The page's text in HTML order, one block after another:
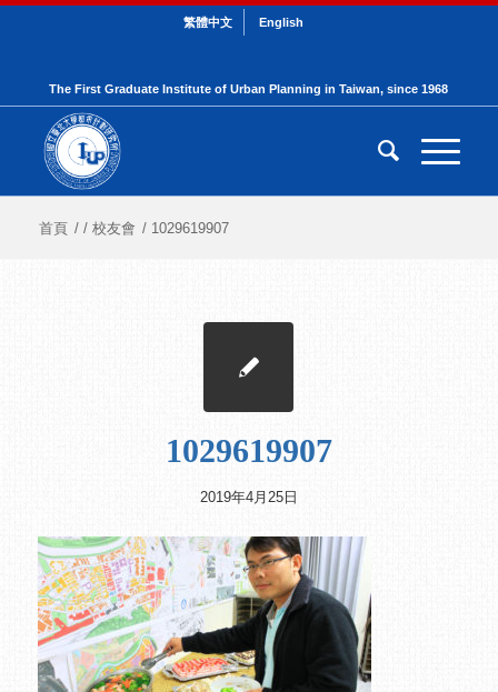
繁體中文 English
The First Graduate Institute of Urban Planning in Taiwan, since 1968
首頁 / / 校友會 / 1029619907
1029619907
2019年4月25日